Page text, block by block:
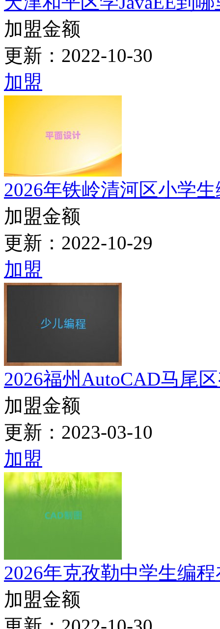
13 2026年包头童程童
天津和平区学JavaEE到
天津和平区JavaEE是天
主力推荐
天津和平区学JavaEE到
加盟金额
更新：2022-10-30
加盟
2026年铁岭清河区小学
加盟金额
更新：2022-10-29
2026福州AutoCAD马尾